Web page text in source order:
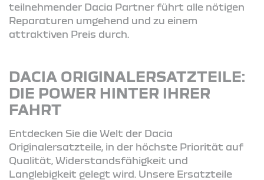
teilnehmender Dacia Partner führt alle nötigen
Reparaturen umgehend und zu einem
attraktiven Preis durch.
DACIA ORIGINALERSATZTEILE:
DIE POWER HINTER IHRER
FAHRT
Entdecken Sie die Welt der Dacia
Originalersatzteile, in der höchste Priorität auf
Qualität, Widerstandsfähigkeit und
Langlebigkeit gelegt wird. Unsere Ersatzteile